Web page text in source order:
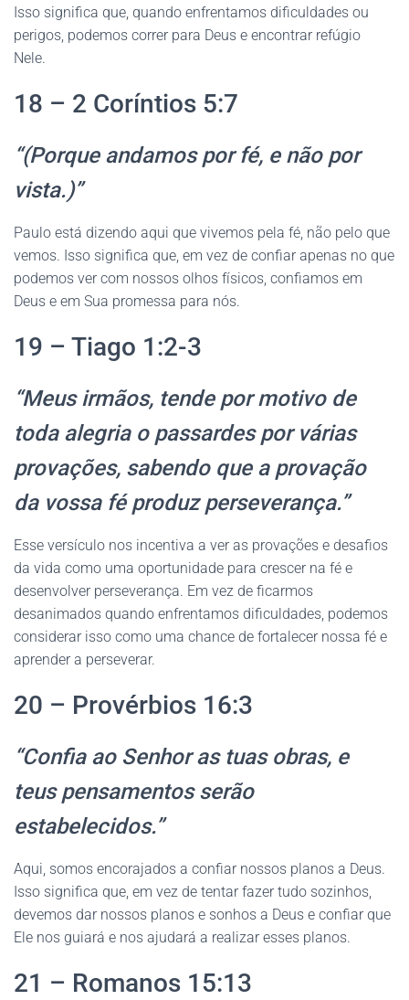
Isso significa que, quando enfrentamos dificuldades ou
perigos, podemos correr para Deus e encontrar refúgio
Nele.
18 – 2 Coríntios 5:7
“(Porque andamos por fé, e não por
vista.)”
Paulo está dizendo aqui que vivemos pela fé, não pelo que
vemos. Isso significa que, em vez de confiar apenas no que
podemos ver com nossos olhos físicos, confiamos em
Deus e em Sua promessa para nós.
19 – Tiago 1:2-3
“Meus irmãos, tende por motivo de
toda alegria o passardes por várias
provações, sabendo que a provação
da vossa fé produz perseverança.”
Esse versículo nos incentiva a ver as provações e desafios
da vida como uma oportunidade para crescer na fé e
desenvolver perseverança. Em vez de ficarmos
desanimados quando enfrentamos dificuldades, podemos
considerar isso como uma chance de fortalecer nossa fé e
aprender a perseverar.
20 – Provérbios 16:3
“Confia ao Senhor as tuas obras, e
teus pensamentos serão
estabelecidos.”
Aqui, somos encorajados a confiar nossos planos a Deus.
Isso significa que, em vez de tentar fazer tudo sozinhos,
devemos dar nossos planos e sonhos a Deus e confiar que
Ele nos guiará e nos ajudará a realizar esses planos.
21 – Romanos 15:13